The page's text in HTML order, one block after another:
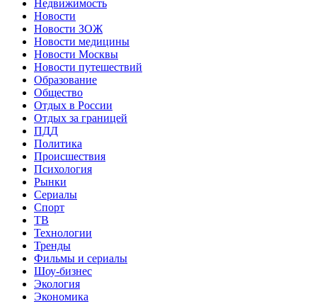
Недвижимость
Новости
Новости ЗОЖ
Новости медицины
Новости Москвы
Новости путешествий
Образование
Общество
Отдых в России
Отдых за границей
ПДД
Политика
Происшествия
Психология
Рынки
Сериалы
Спорт
ТВ
Технологии
Тренды
Фильмы и сериалы
Шоу-бизнес
Экология
Экономика